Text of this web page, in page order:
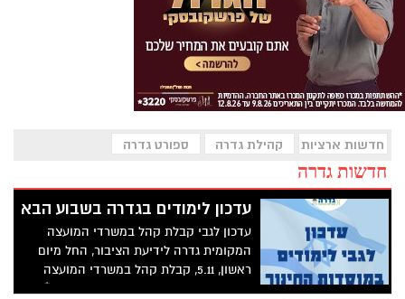
חדשות ארציות קהילת גדרה ספורט גדרה
חדשות גדרה
עדכון לימודים בגדרה בשבוע הבא
עדכון לגבי קבלת קהל במשרדי המועצה
המקומית גדרה לידיעת הציבור, החל מיום
ראשון, 5.11, קבלת קהל במשרדי המועצה
המקומית גדרה (כולל ספרייה) תתקיים *בימי